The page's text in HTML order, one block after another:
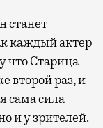
станет
каждый актер
что Старица
второй раз, и
сама сила
и у зрителей.